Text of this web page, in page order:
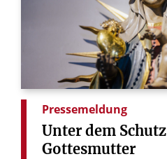
Pressemeldung
Unter dem Schutz
Gottesmutter